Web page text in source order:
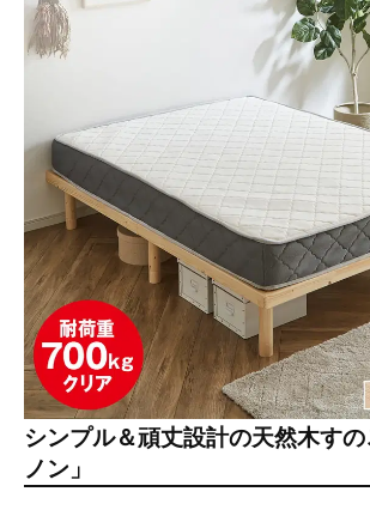
シンプル＆頑丈設計の天然木す
ノン」